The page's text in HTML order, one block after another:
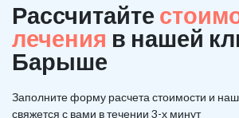
Рассчитайте
лечения в нашей
Барыше
Заполните форму расчета стоимости и наш
свяжется с вами в течении 3-х минут